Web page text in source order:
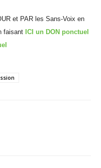
et PAR les Sans-Voix en
faisant ICI un DON ponctuel